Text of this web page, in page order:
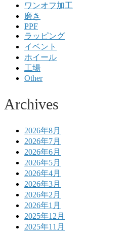
ワンオフ加工
磨き
PPF
ラッピング
イベント
ホイール
工場
Other
Archives
2026年8月
2026年7月
2026年6月
2026年5月
2026年4月
2026年3月
2026年2月
2026年1月
2025年12月
2025年11月